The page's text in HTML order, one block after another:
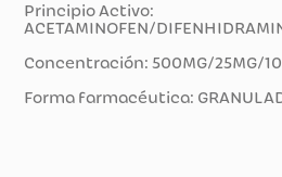
Principio Activo:
ACETAMINOFEN/
Concentración: 500MG/25MG/
Forma farmacéutica: